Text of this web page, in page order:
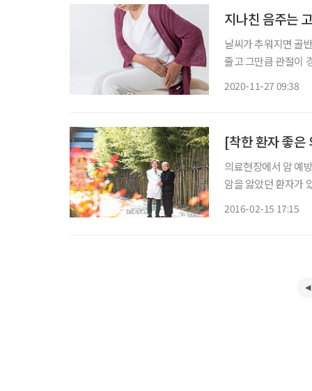
지나친 음주는
날씨가 추워지면 골
줄고 그만큼 관절이 경직되
2020-11-27 09:38
의료현장에서 암 예
암을 앓았던 환자가
2016-02-15 17:15